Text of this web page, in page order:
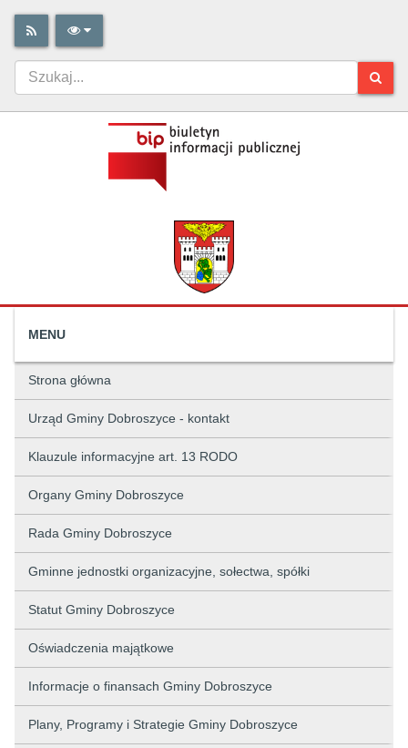
MENU
Strona główna
Urząd Gminy Dobroszyce - kontakt
Klauzule informacyjne art. 13 RODO
Organy Gminy Dobroszyce
Rada Gminy Dobroszyce
Gminne jednostki organizacyjne, sołectwa, spółki
Statut Gminy Dobroszyce
Oświadczenia majątkowe
Informacje o finansach Gminy Dobroszyce
Plany, Programy i Strategie Gminy Dobroszyce